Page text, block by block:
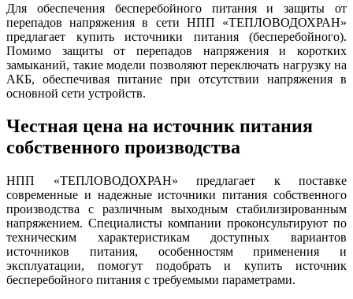
Для обеспечения бесперебойного питания и защиты от
перепадов напряжения в сети НПП «ТЕПЛОВОДОХРАН»
предлагает купить источники питания (бесперебойного).
Помимо защиты от перепадов напряжения и коротких
замыканий, такие модели позволяют переключать нагрузку на
АКБ, обеспечивая питание при отсутствии напряжения в
основной сети устройств.
Честная цена на источник питания
собственного производства
НПП «ТЕПЛОВОДОХРАН» предлагает к поставке
современные и надежные источники питания собственного
производства с различным выходным стабилизированным
напряжением. Специалисты компании проконсультируют по
техническим характеристикам доступных вариантов
источников питания, особенностям применения и
эксплуатации, помогут подобрать и купить источник
бесперебойного питания с требуемыми параметрами.